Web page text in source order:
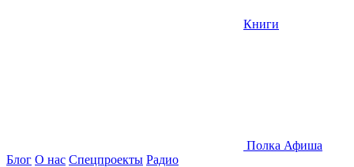
Книги
Полка Афиша
Блог О нас Спецпроекты Радио